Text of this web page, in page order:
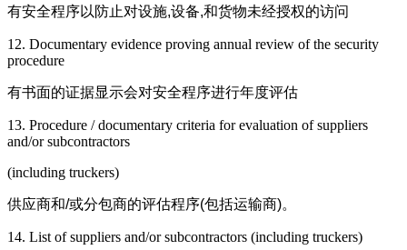
有安全程序以防止对设施,设备,和货物未经授权的访问
12. Documentary evidence proving annual review of the security
procedure
有书面的证据显示会对安全程序进行年度评估
13. Procedure / documentary criteria for evaluation of suppliers
and/or subcontractors
(including truckers)
供应商和/或分包商的评估程序(包括运输商)。
14. List of suppliers and/or subcontractors (including truckers)